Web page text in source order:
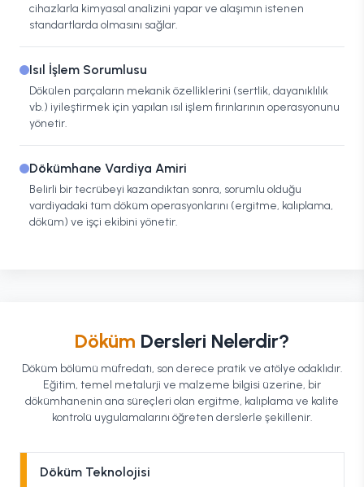
cihazlarla kimyasal analizini yapar ve alaşımın istenen
standartlarda olmasını sağlar.
Isıl İşlem Sorumlusu
Dökülen parçaların mekanik özelliklerini (sertlik, dayanıklılık
vb.) iyileştirmek için yapılan ısıl işlem fırınlarının operasyonunu
yönetir.
Dökümhane Vardiya Amiri
Belirli bir tecrübeyi kazandıktan sonra, sorumlu olduğu
vardiyadaki tüm döküm operasyonlarını (ergitme, kalıplama,
döküm) ve işçi ekibini yönetir.
Döküm Dersleri Nelerdir?
Döküm bölümü müfredatı, son derece pratik ve atölye odaklıdır.
Eğitim, temel metalurji ve malzeme bilgisi üzerine, bir
dökümhanenin ana süreçleri olan ergitme, kalıplama ve kalite
kontrolü uygulamalarını öğreten derslerle şekillenir.
Döküm Teknolojisi